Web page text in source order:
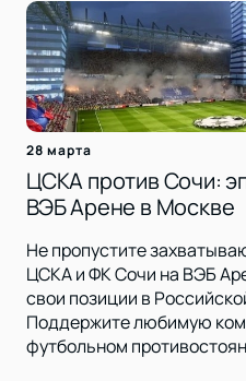
28 марта
ЦСКА против Сочи:
ВЭБ Арене в Москве
Не пропустите
ЦСКА и ФК Сочи на ВЭБ
свои позиции в
Поддержите любимую
футбольном